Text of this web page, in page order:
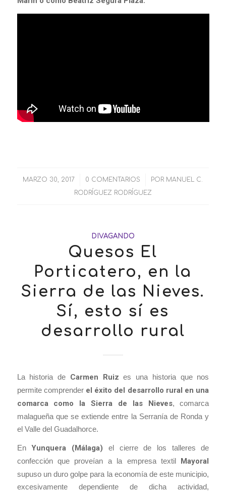
MARZO 30, 2017 0 COMENTARIOS
/ POR MANUEL C.
RODRÍGUEZ RODRÍGUEZ
DIVAGANDO
Quesos El
Porticatero, en la
Sierra de las Nieves.
Sí, esto sí es
desarrollo rural
La historia de Carmen Ruiz es una historia que nos
permite comprender el éxito del desarrollo rural en una
comarca como la Sierra de las Nieves, comarca
malagueña que se extiende entre la Serranía de Ronda y
el Valle del Guadalhorce.
EnYunquera (Málaga) el cierre de los talleres de
confección que proveían a la empresa textil Mayoral
supuso un duro golpe para la economía de este municipio,
excesivamente dependiente de dicha actividad,